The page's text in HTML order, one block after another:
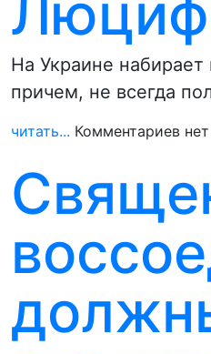
На Украине
причем, не всегда
читать... Комментариев нет